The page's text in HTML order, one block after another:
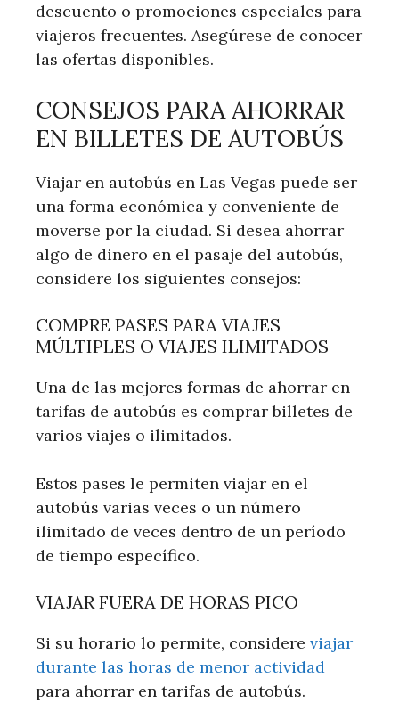
descuento o promociones especiales para
viajeros frecuentes. Asegúrese de conocer
las ofertas disponibles.
CONSEJOS PARA AHORRAR
EN BILLETES DE AUTOBÚS
Viajar en autobús en Las Vegas puede ser
una forma económica y conveniente de
moverse por la ciudad. Si desea ahorrar
algo de dinero en el pasaje del autobús,
considere los siguientes consejos:
COMPRE PASES PARA VIAJES
MÚLTIPLES O VIAJES ILIMITADOS
Una de las mejores formas de ahorrar en
tarifas de autobús es comprar billetes de
varios viajes o ilimitados.
Estos pases le permiten viajar en el
autobús varias veces o un número
ilimitado de veces dentro de un período
de tiempo específico.
VIAJAR FUERA DE HORAS PICO
Si su horario lo permite, considere viajar
durante las horas de menor actividad
para ahorrar en tarifas de autobús.